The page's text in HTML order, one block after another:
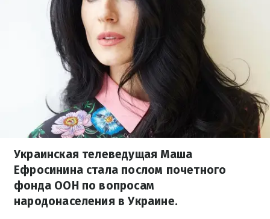
Украинская телеведущая Маша
Ефросинина стала послом почетного
фонда ООН по вопросам
народонаселения в Украине.